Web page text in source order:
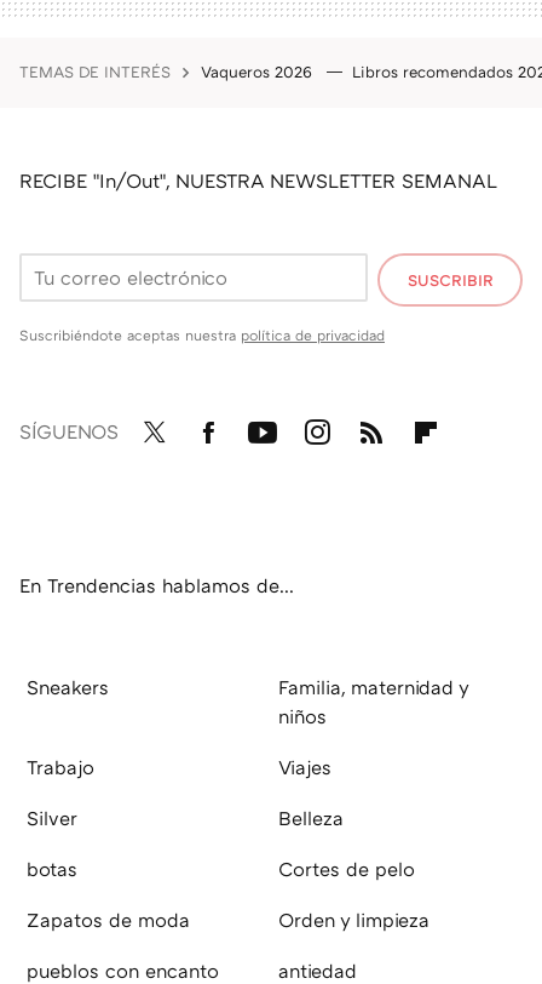
TEMAS DE INTERÉS Vaqueros 2026 Libros recomendados
RECIBE "In/Out", NUESTRA NEWSLETTER SEMANAL
SUSCRIBIR
Suscribiéndote aceptas nuestra política de privacidad
SÍGUENOS
En Trendencias hablamos de...
Sneakers
Familia, maternidad y
niños
Trabajo Viajes
Silver Belleza
botas Cortes de pelo
Zapatos de moda Orden y limpieza
pueblos con encanto antiedad